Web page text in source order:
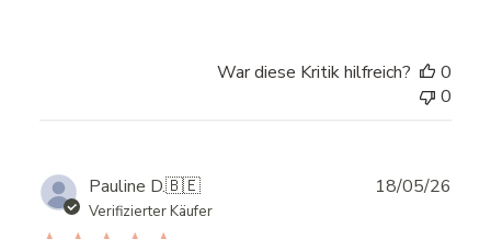
War diese Kritik hilfreich?
0
0
Pauline D.🇧🇪
Verifizierter Käufer
18/05/26